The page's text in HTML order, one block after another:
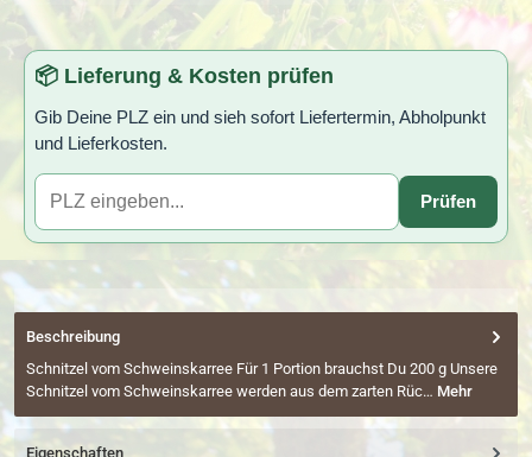
📦 Lieferung & Kosten prüfen
Gib Deine PLZ ein und sieh sofort Liefertermin, Abholpunkt
und Lieferkosten.
Prüfen
Beschreibung
Schnitzel vom Schweinskarree Für 1 Portion brauchst Du 200 g Unsere
Schnitzel vom Schweinskarree werden aus dem zarten Rüc… Mehr
Eigenschaften